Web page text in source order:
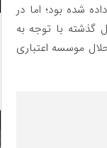
شده بود؛ اما در
گذشته با توجه به
موسسه اعتباری